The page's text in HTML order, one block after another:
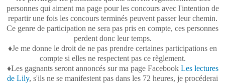
personnes qui aiment ma page pour les concours avec l'intention de
repartir une fois les concours terminés peuvent passer leur chemin.
Ce genre de participation ne sera pas pris en compte, ces personnes
perdent donc leur temps.
♦Je me donne le droit de ne pas prendre certaines participations en
compte si elles ne respectent pas ce règlement.
♦Les gagnants seront annoncés sur ma page Facebook Les lectures
de Lily, s'ils ne se manifestent pas dans les 72 heures, je procéderai